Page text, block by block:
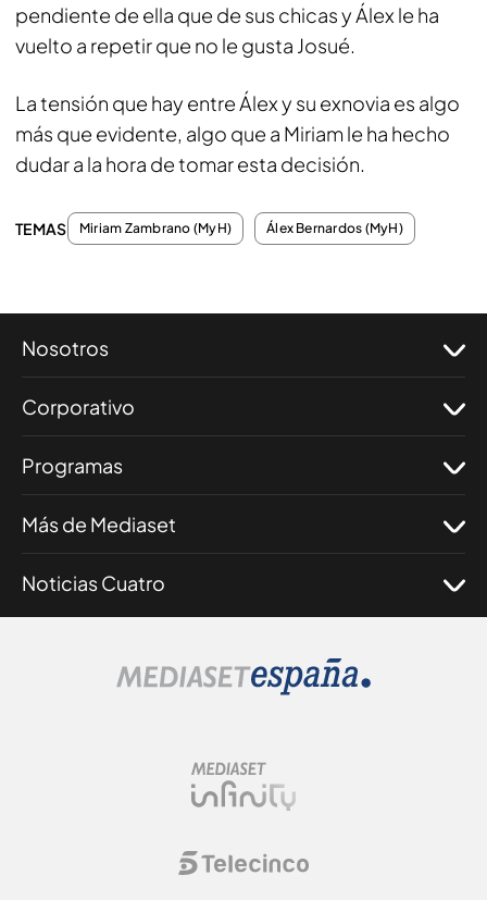
pendiente de ella que de sus chicas y Álex le ha
vuelto a repetir que no le gusta Josué.
La tensión que hay entre Álex y su exnovia es algo
más que evidente, algo que a Miriam le ha hecho
dudar a la hora de tomar esta decisión.
TEMAS Miriam Zambrano (MyH) Álex Bernardos (MyH)
Nosotros
Corporativo
Programas
Más de Mediaset
Noticias Cuatro